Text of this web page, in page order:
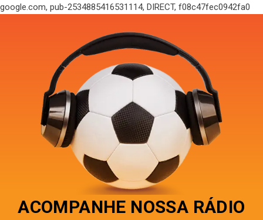
google.com, pub-2534885416531114, DIRECT, f08c47fec0942fa0
ACOMPANHE NOSSA RÁDIO